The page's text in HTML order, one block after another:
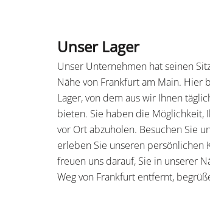
Unser Lager
Unser Unternehmen hat seinen
Nähe von Frankfurt am Main. Hier
Lager, von dem aus wir Ihnen
bieten. Sie haben die Möglichkeit,
vor Ort abzuholen. Besuchen Sie
erleben Sie unseren persönlichen
freuen uns darauf, Sie in unserer
Weg von Frankfurt entfernt,